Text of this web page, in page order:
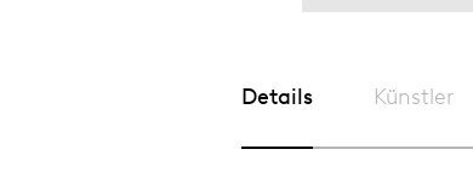
Details Künstler